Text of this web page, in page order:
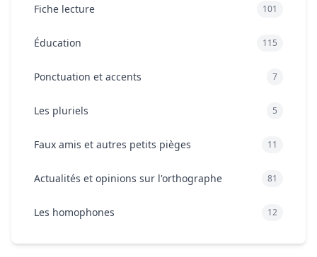
Fiche lecture 101
Éducation 115
Ponctuation et accents 7
Les pluriels 5
Faux amis et autres petits pièges 11
Actualités et opinions sur l'orthographe 81
Les homophones 12